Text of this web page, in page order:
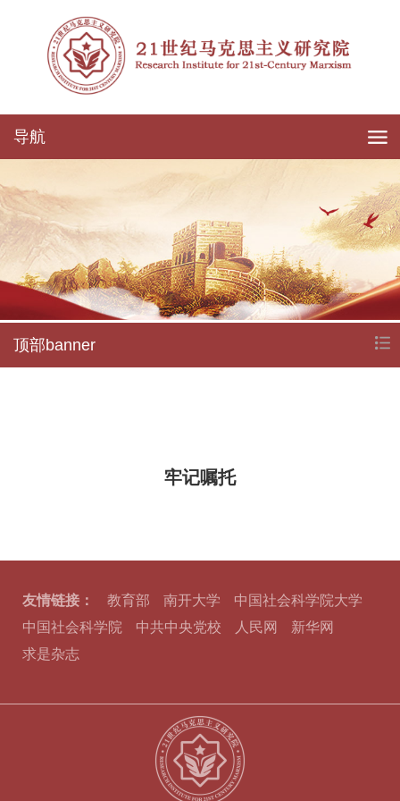
导航
顶部banner
牢记嘱托
友情链接： 教育部 南开大学
中国社会科学院大学
中国社会科学院
中共中央党校 人民网
新华网
求是杂志